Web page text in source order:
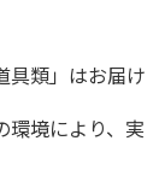
具類」はお届け
環境により、実